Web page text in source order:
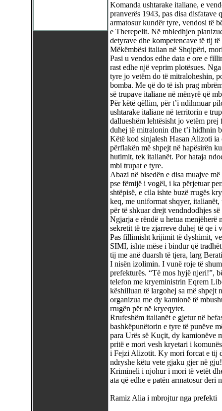
Komanda ushtarake italiane, e
pranverës 1943, pas disa disfatave
armatosur kundër tyre, vendosi të
e Therepelit. Në mbledhjen
detyrave dhe kompetencave të tij
Mëkëmbësi italian në Shqipëri,
Pasi u vendos edhe data e ore e
rast edhe një veprim plotësues.
tyre jo vetëm do të mitraloheshin,
bomba. Me që do të ish prag
së trupave italiane në mënyrë që
Për këtë qëllim, për t’i ndihmuar
ushtarake italiane në territorin e
dallueshëm lehtësisht jo vetëm
duhej të mitralonin dhe t’i hidhnin
Këtë kod sinjalesh Hasan Alizoti
përflakën më shpejt në hapësirën
hutimit, tek italianët. Por hataja
mbi trupat e tyre.
Abazi në bisedën e disa muajve
pse fëmijë i vogël, i ka përjetuar
shtëpisë, e cila ishte buzë rrugës
keq, me uniformat shqyer,
për të shkuar drejt vendndodhjes
Ngjarja e rëndë u hetua menjëherë
sekretit të tre zjarreve duhej të qe i
Pas fillimisht krijimit të dyshimit,
SIMI, ishte mëse i bindur që
tij me anë duarsh të tjera, larg
I nisën izolimin. I vunë roje të
prefekturës. “Të mos hyjë njeri!”,
telefon me kryeministrin Eqrem
këshilluan të largohej sa më shpejt
organizua me dy kamionë të
rrugën për në kryeqytet.
Rrufeshëm italianët e gjetur në
bashkëpunëtorin e tyre të punëve
para Urës së Kuçit, dy kamionëve
pritë e mori vesh kryetari i
i Fejzi Alizotit. Ky mori forcat e tij
ndryshe këtu vete gjaku gjer në
Krimineli i njohur i mori të vetët
ata që edhe e patën armatosur deri
Ramiz Alia i mbrojtur nga prefekti